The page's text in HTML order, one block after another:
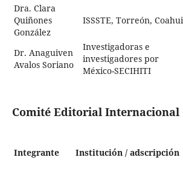
Dra. Clara
Quiñones
González
ISSSTE, Torreón,
Dr. Anaguiven
Avalos Soriano
Investigadoras e
investigadores por
México-SECIHITI
Comité Editorial Internacional
Integrante Institución / adscripción